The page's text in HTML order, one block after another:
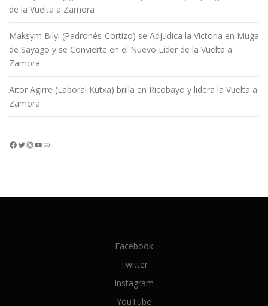
de la Vuelta a Zamora
Maksym Bilyi (Padronés-Cortizo) se Adjudica la Victoria en Muga
de Sayago y se Convierte en el Nuevo Líder de la Vuelta a
Zamora
Aitor Agirre (Laboral Kutxa) brilla en Ricobayo y lidera la Vuelta a
Zamora
Facebook Twitter InstagramYouTube Enlace
Facebook
Twitter
Instagram
YouTube